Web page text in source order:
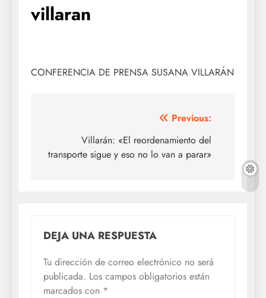
villaran
CONFERENCIA DE PRENSA SUSANA VILLARÁN
entradas
Previous:
Villarán: «El reordenamiento del
transporte sigue y eso no lo van a parar»
DEJA UNA RESPUESTA
Tu dirección de correo electrónico no será
publicada. Los campos obligatorios están
marcados con *